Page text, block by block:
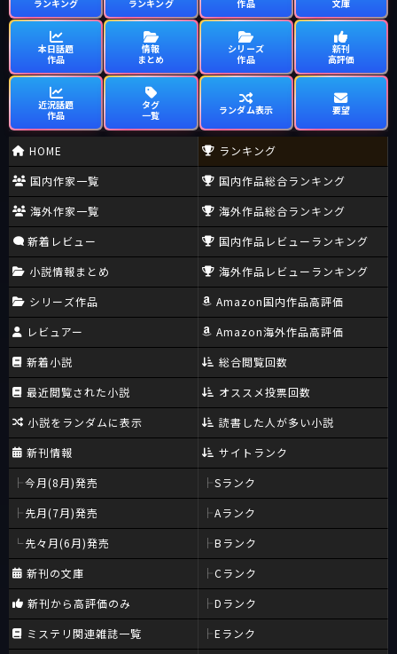
ランキング ランキング 作品 文庫
本日話題
作品
情報
まとめ
シリーズ
作品
新刊
高評価
近況話題
作品
タグ
一覧
ランダム表示 要望
HOME
国内作家一覧
海外作家一覧
新着レビュー
小説情報まとめ
シリーズ作品
レビュアー
新着小説
最近閲覧された小説
小説をランダムに表示
新刊情報
今月(8月)発売
先月(7月)発売
先々月(6月)発売
新刊の文庫
新刊から高評価のみ
ミステリ関連雑誌一覧
ランキング
国内作品総合ランキング
海外作品総合ランキング
国内作品レビューランキング
海外作品レビューランキング
Amazon国内作品高評価
Amazon海外作品高評価
総合閲覧回数
オススメ投票回数
読書した人が多い小説
サイトランク
Sランク
Aランク
Bランク
Cランク
Dランク
Eランク